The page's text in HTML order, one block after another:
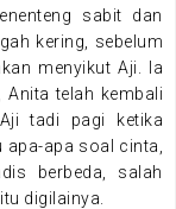
sabit dan
kering, sebelum
menyikut Aji. Ia
telah kembali
tadi pagi ketika
apa soal cinta,
berbeda, salah
digilainya.